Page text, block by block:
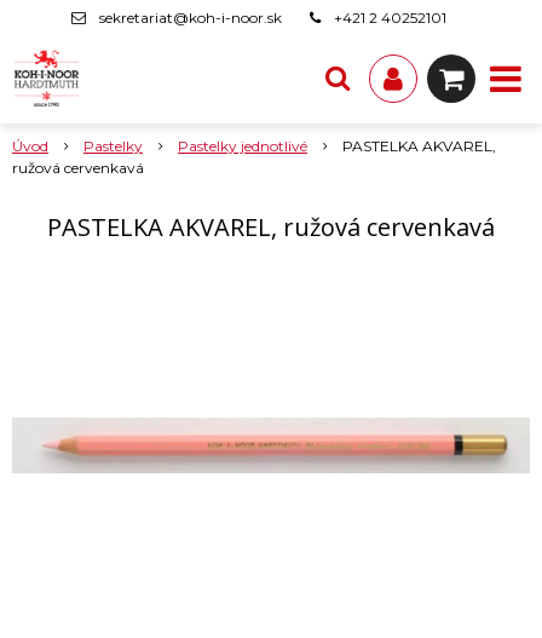
sekretariat@koh-i-noor.sk +421 2 40252101
Úvod Pastelky Pastelky jednotlivé
PASTELKA AKVAREL,
ružová cervenkavá
PASTELKA AKVAREL, ružová cervenkavá